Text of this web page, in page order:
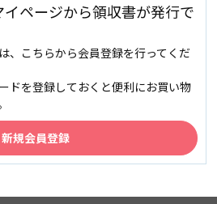
ページから領収書が発行で
、こちらから会員登録を行ってくだ
ドを登録しておくと便利にお買い物